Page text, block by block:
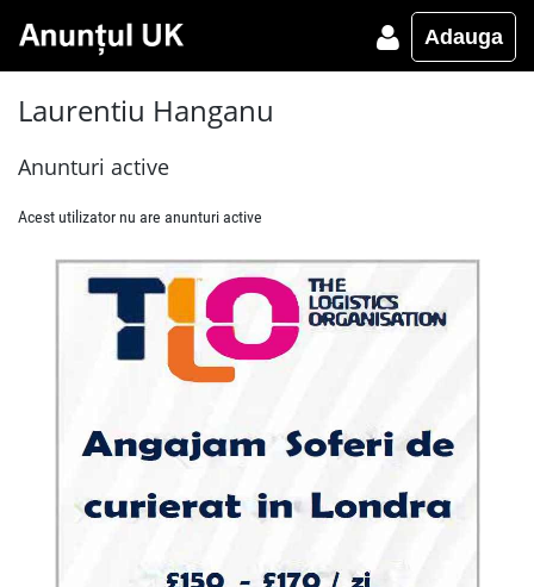
Adauga
Laurentiu Hanganu
Anunturi active
Acest utilizator nu are anunturi active